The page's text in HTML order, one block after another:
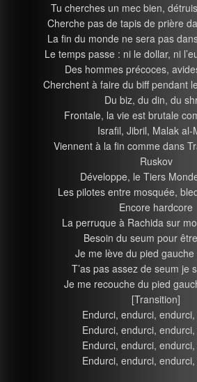
Tu cherches un mec bien,
Cherche pas de tapis de prière
La fin du monde ne sera pas
Le temps passe : ni le dollar, ni
Des hommes précoces,
Cherchent à faire du biff pendant
Du biz, du din, du
Frontale, la vie est brutale
Israfil, Jibril, Malak al-
Viennent à la fin comme dans
Ruskov
Développe, le Tiers
Les pilotes entre mosquée,
Encore hardcore
La perruque à Rachida sur
Besoin du seum pour
Je me lève du pied
T’as pas assez de seum je
Je me recouche du pied
[Transition]
Endurci, endurci,
Endurci, endurci,
Endurci, endurci,
Endurci, endurci,